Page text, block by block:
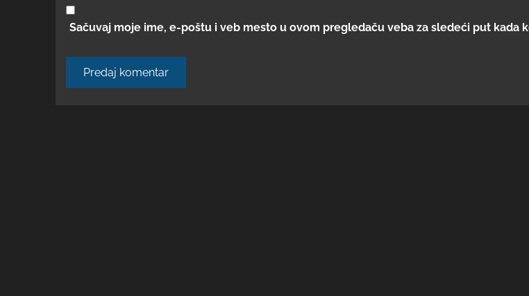
Sačuvaj moje ime, e-poštu i veb mesto u ovom pregledaču veba za sledeći put kada